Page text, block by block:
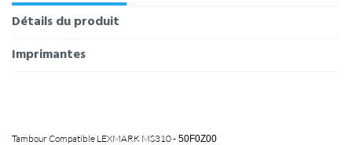
Détails du produit
Imprimantes
Tambour Compatible LEXMARK MS310 - 50F0Z00